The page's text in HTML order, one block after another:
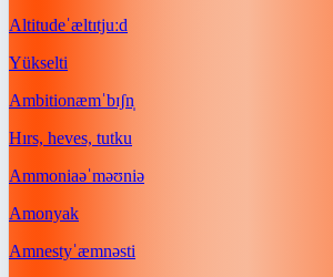
Altitudeˈæltɪtjuːd
Yükselti
Ambitionæmˈbɪʃn̩
Hırs, heves, tutku
Ammoniaəˈməʊniə
Amonyak
Amnestyˈæmnəsti